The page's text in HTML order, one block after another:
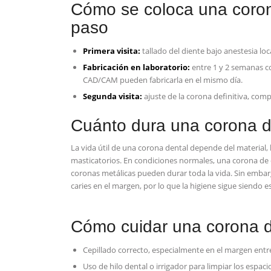
Cómo se coloca una
paso
Primera visita: tallado del diente bajo anestesia
Fabricación en laboratorio: entre 1 y 2 semanas
CAD/CAM pueden fabricarla en el mismo día.
Segunda visita: ajuste de la corona definitiva,
Cuánto dura una corona
La vida útil de una corona dental depende del
masticatorios. En condiciones normales, una corona
coronas metálicas pueden durar toda la vida. Sin
caries en el margen, por lo que la higiene sigue siendo
Cómo cuidar una corona
Cepillado correcto, especialmente en el margen
Uso de hilo dental o irrigador para limpiar los